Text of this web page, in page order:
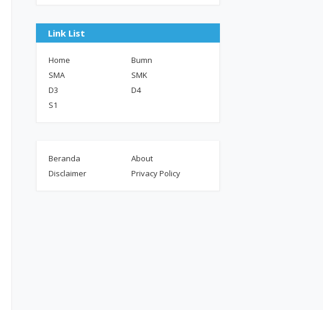
Link List
Home
Bumn
SMA
SMK
D3
D4
S1
Beranda
About
Disclaimer
Privacy Policy